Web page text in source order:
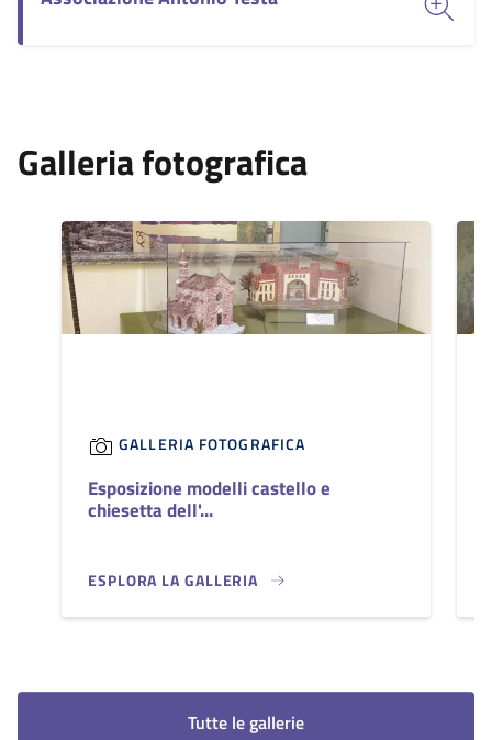
Galleria fotografica
GALLERIA FOTOGRAFICA
Esposizione modelli castello e
chiesetta dell'...
ESPLORA LA GALLERIA
ESPOSIZIONE MODELLI CASTELLO E CHIESETTA
Tutte le gallerie